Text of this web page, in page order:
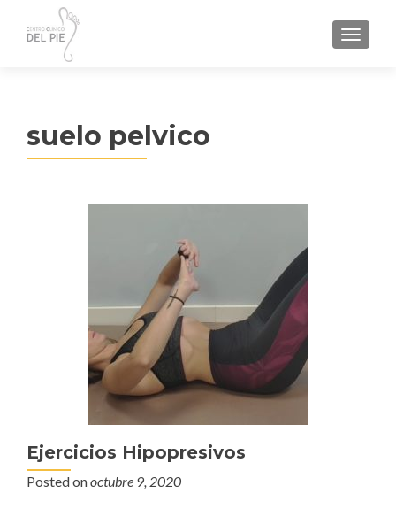
suelo pelvico
Ejercicios Hipopresivos
Posted onoctubre 9, 2020